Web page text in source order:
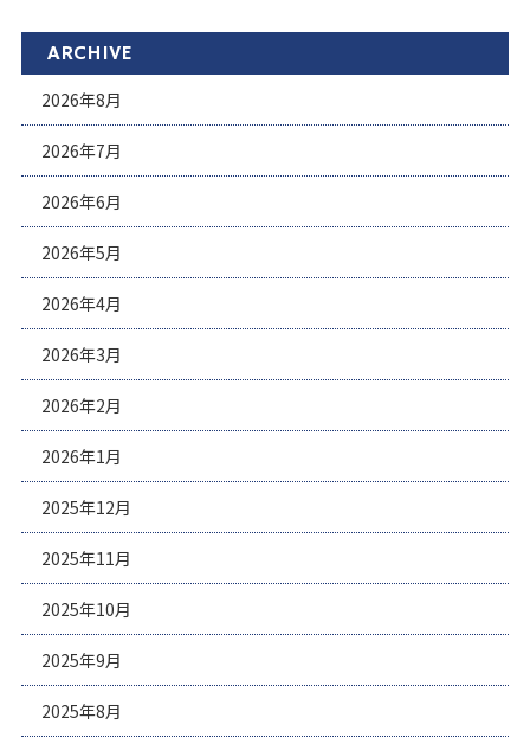
ARCHIVE
2026年8月
2026年7月
2026年6月
2026年5月
2026年4月
2026年3月
2026年2月
2026年1月
2025年12月
2025年11月
2025年10月
2025年9月
2025年8月